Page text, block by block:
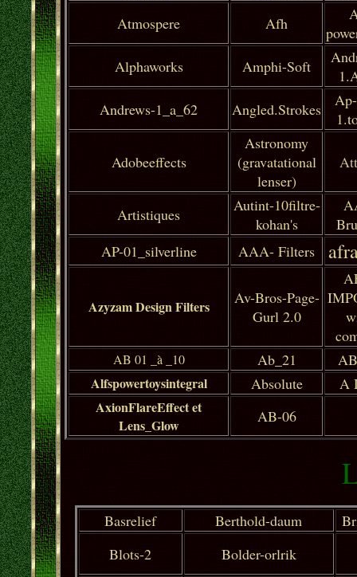
Atmospere
Afh
Alphaworks
Amphi-Soft
Andrews-1_a_62 Angled.Strokes
Adobeeffects
Astronomy
(gravatational
lenser)
Artistiques
Autint-10filtre-
kohan's
AP-01_silverline
AAA- Filters
Azyzam Design Filters
Av-Bros-Page-
Gurl 2.0
AB 01 _à _10 Ab_21
Alfspowertoysintegral Absolute A
AxionFlareEffect et
Lens_Glow
AB-06
Basrelief Berthold-daum
Blots-2
Bolder-orlrik